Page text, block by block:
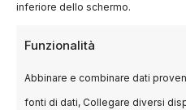
inferiore dello schermo.
Funzionalità
Abbinare e combinare dati
fonti di dati, Collegare diversi
crescente influenza
dei film. Il 2025, inoltre,
anno chiave per le